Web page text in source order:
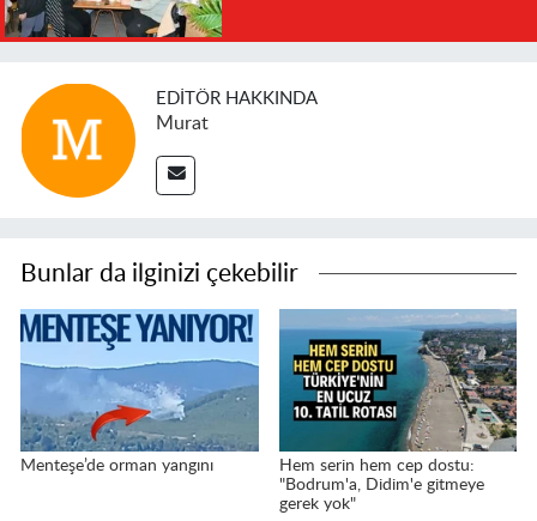
EDITÖR HAKKINDA
Murat
Bunlar da ilginizi çekebilir
Menteşe’de orman yangını
Hem serin hem cep dostu:
"Bodrum'a, Didim'e gitmeye
gerek yok"